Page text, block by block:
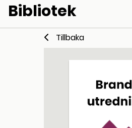
Bibliotek
Tillbaka